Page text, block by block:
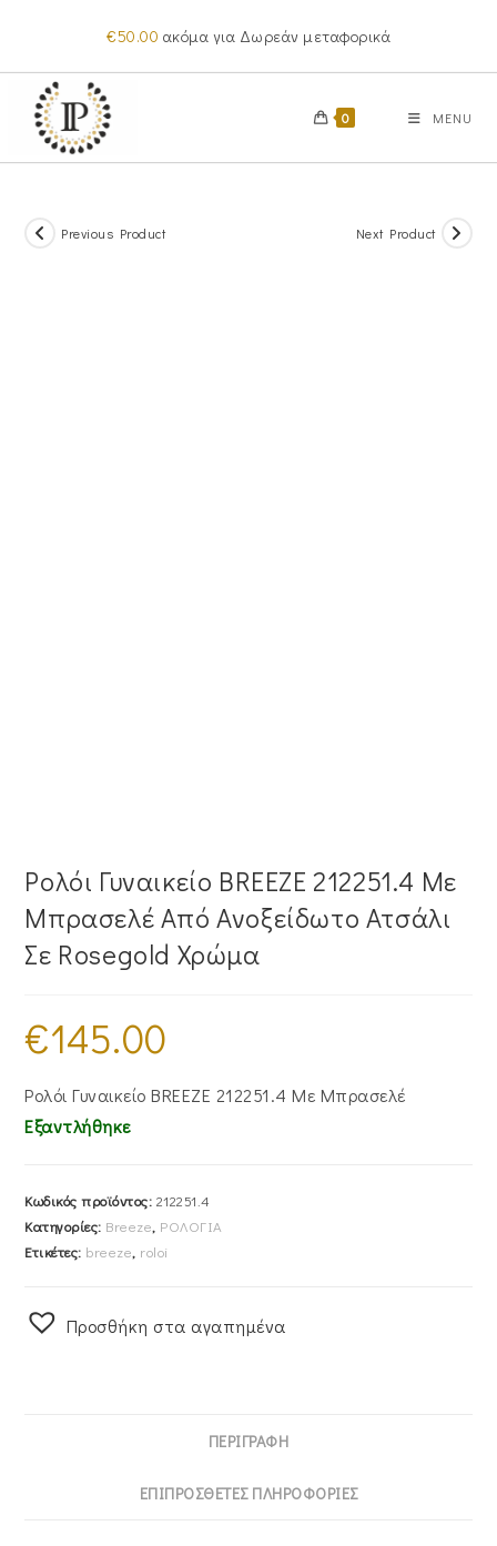
content
€50.00 ακόμα για Δωρεάν μεταφορικά
0 MENU
Previous Product Next Product
Ρολόι Γυναικείο BREEZE 212251.4 Με
Μπρασελέ Από Ανοξείδωτο Ατσάλι
Σε Rosegold Χρώμα
€145.00
Ρολόι Γυναικείο BREEZE 212251.4 Με Μπρασελέ
Εξαντλήθηκε
Κωδικός προϊόντος: 212251.4
Κατηγορίες: Breeze, ΡΟΛΟΓΙΑ
Ετικέτες: breeze, roloi
Προσθήκη στα αγαπημένα
ΠΕΡΙΓΡΑΦΉ
ΕΠΙΠΡΌΣΘΕΤΕΣ ΠΛΗΡΟΦΟΡΊΕΣ